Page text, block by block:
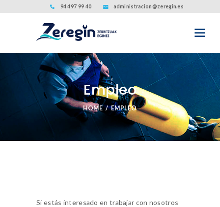
94 497 99 40 administracion@zeregin.es
Empleo
HOME EMPLEO
Si estás interesado en trabajar con nosotros